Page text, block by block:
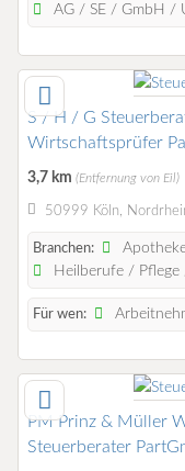
AG / SE / GmbH /
S / H / G
Wirtschaftsprüfer
3,7 km (Entfernung von Eil)
50999 Köln,
Branchen:
Heilberufe /
Für wen:
PM Prinz & Müller
Steuerberater